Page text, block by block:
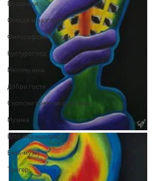
Воздишки
Огледи и разгледи
Философски беседи
Културоглед
Мелемузика
Добри гости
Скопски поетски фестивал
Музика
Што има низ град?
Бета-музеј
Тригер